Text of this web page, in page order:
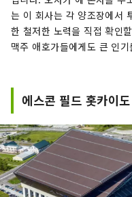
는 이 회사는 각 양조장에서
한 철저한 노력을 직접 확인
맥주 애호가들에게도 큰 인
에스콘 필드 홋카이도